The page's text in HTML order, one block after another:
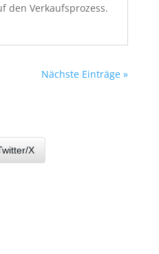
den Verkaufsprozess.
Nächste Einträge »
X